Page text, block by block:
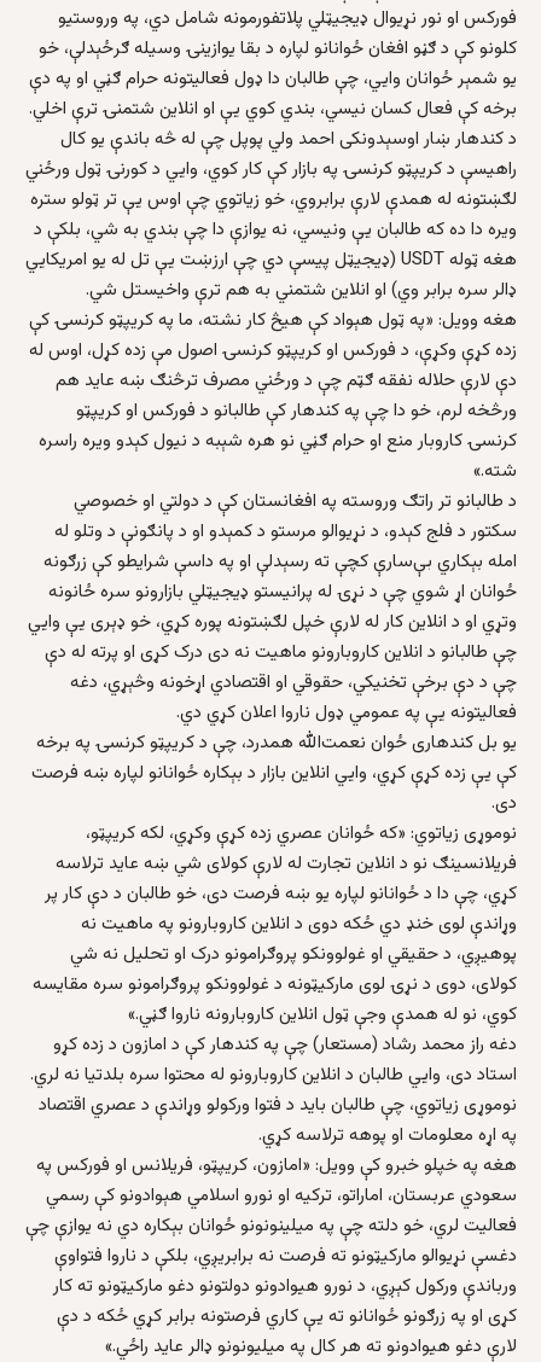
فورکس او نور نړیوال ډیجیټلي پلاتفورمونه شامل دي، په وروستیو
کلونو کې د ګڼو افغان ځوانانو لپاره د بقا یوازینۍ وسیله ګرځېدلې، خو
یو شمېر ځوانان وایي، چې طالبان دا ډول فعالیتونه حرام ګڼي او په دې
برخه کې فعال کسان نیسي، بندي کوي یې او انلاین شتمنۍ ترې اخلي.
د کندهار ښار اوسېدونکی احمد ولي پوپل چې له څه باندې یو کال
راهیسې د کریپټو کرنسۍ په بازار کې کار کوي، وایي د کورنۍ ټول ورځني
لګښتونه له همدې لارې برابروي، خو زیاتوي چې اوس یې تر ټولو ستره
ویره دا ده که طالبان یې ونیسي، نه یوازې دا چې بندي به شي، بلکې د
هغه ټوله USDT (ډیجیټل پیسې دي چې ارزښت یې تل له یو امریکایي
ډالر سره برابر وي) او انلاین شتمني به هم ترې واخیستل شي.
هغه وویل: «په ټول هېواد کې هیڅ کار نشته، ما په کریپټو کرنسۍ کې
زده کړې وکړې، د فورکس او کریپټو کرنسۍ اصول مې زده کړل، اوس له
دې لارې حلاله نفقه ګټم چې د ورځني مصرف ترڅنګ ښه عاید هم
ورڅخه لرم، خو دا چې په کندهار کې طالبانو د فورکس او کریپټو
کرنسۍ کاروبار منع او حرام ګڼي نو هره شېبه د نیول کېدو ویره راسره
شته.»
د طالبانو تر راتګ وروسته په افغانستان کې د دولتي او خصوصي
سکتور د فلج کېدو، د نړیوالو مرستو د کمېدو او د پانګونې د وتلو له
امله بېکاري بې‌سارې کچې ته رسېدلې او په داسې شرایطو کې زرګونه
ځوانان اړ شوي چې د نړۍ له پرانیستو ډیجیټلي بازارونو سره ځانونه
وتړي او د انلاین کار له لارې خپل لګښتونه پوره کړي، خو ډېری یې وایي
چې طالبانو د انلاین کاروبارونو ماهیت نه دی درک کړی او پرته له دې
چې د دې برخې تخنیکي، حقوقي او اقتصادي اړخونه وڅېړي، دغه
فعالیتونه یې په عمومي ډول ناروا اعلان کړي دي.
یو بل کندهاری ځوان نعمت‌الله همدرد، چې د کریپټو کرنسۍ په برخه
کې یې زده کړې کړي، وایي انلاین بازار د بېکاره ځوانانو لپاره ښه فرصت
دی.
نوموړی زیاتوي: «که ځوانان عصري زده کړې وکړي، لکه کریپټو،
فریلانسینګ نو د انلاین تجارت له لارې کولای شي ښه عاید ترلاسه
کړي، چې دا د ځوانانو لپاره یو ښه فرصت دی، خو طالبان د دې کار پر
وړاندې لوی خنډ دي ځکه دوی د انلاین کاروبارونو په ماهیت نه
پوهیږي، د حقیقي او غولوونکو پروګرامونو درک او تحلیل نه شي
کولای، دوی د نړۍ لوی مارکیټونه د غولوونکو پروګرامونو سره مقایسه
کوي، نو له همدې وجې ټول انلاین کاروبارونه ناروا ګڼي.»
دغه راز محمد رشاد (مستعار) چې په کندهار کې د امازون د زده کړو
استاد دی، وایي طالبان د انلاین کاروبارونو له محتوا سره بلدتیا نه لري.
نوموړی زیاتوي، چې طالبان باید د فتوا ورکولو وړاندې د عصري اقتصاد
په اړه معلومات او پوهه ترلاسه کړي.
هغه په خپلو خبرو کې وویل: «امازون، کریپټو، فریلانس او فورکس په
سعودي عربستان، اماراتو، ترکیه او نورو اسلامي هېوادونو کې رسمي
فعالیت لري، خو دلته چې په میلینونونو ځوانان بېکاره دي نه یوازې چې
دغسې نړیوالو مارکیټونو ته فرصت نه برابریږي، بلکې د ناروا فتواوې
ورباندې ورکول کېږي، د نورو هیوادونو دولتونو دغو مارکیټونو ته کار
کړی او په زرګونو ځوانانو ته یې کاري فرصتونه برابر کړي ځکه د دې
لارې دغو هیوادونو ته هر کال په میلیونونو ډالر عاید راځي.»